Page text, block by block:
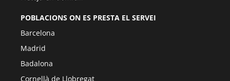
POBLACIONS ON ES PRESTA EL SERVEI
Barcelona
Madrid
Badalona
Cornellà de Llobregat